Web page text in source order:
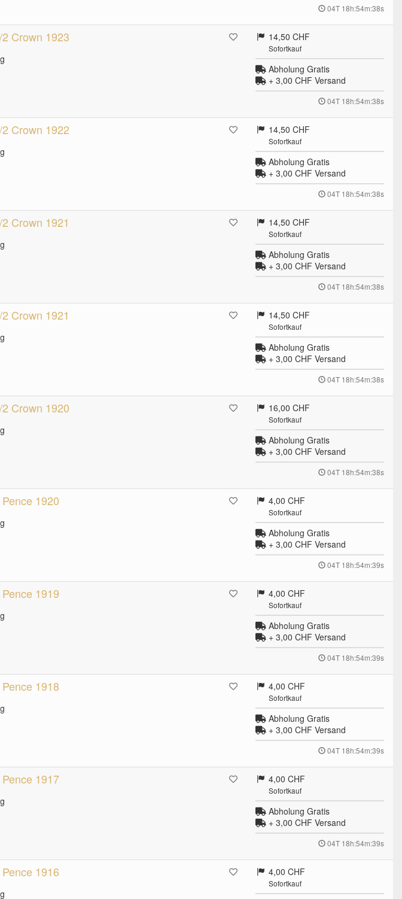
04T 18h:54m:37s
Crown 1923 14,50 CHF
Sofortkauf
Abholung Gratis
+ 3,00 CHFVersand
04T 18h:54m:37s
Crown 1922 14,50 CHF
Sofortkauf
Abholung Gratis
+ 3,00 CHFVersand
04T 18h:54m:37s
Crown 1921 14,50 CHF
Sofortkauf
Abholung Gratis
+ 3,00 CHFVersand
04T 18h:54m:37s
Crown 1921 14,50 CHF
Sofortkauf
Abholung Gratis
+ 3,00 CHFVersand
04T 18h:54m:37s
Crown 1920 16,00 CHF
Sofortkauf
Abholung Gratis
+ 3,00 CHFVersand
04T 18h:54m:37s
1920 4,00 CHF
Sofortkauf
Abholung Gratis
+ 3,00 CHFVersand
04T 18h:54m:38s
1919 4,00 CHF
Sofortkauf
Abholung Gratis
+ 3,00 CHFVersand
04T 18h:54m:38s
1918 4,00 CHF
Sofortkauf
Abholung Gratis
+ 3,00 CHFVersand
04T 18h:54m:38s
1917 4,00 CHF
Sofortkauf
Abholung Gratis
+ 3,00 CHFVersand
04T 18h:54m:38s
1916 4,00 CHF
Sofortkauf